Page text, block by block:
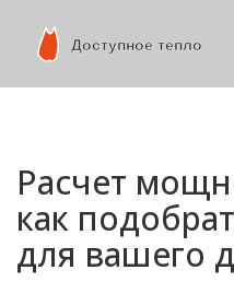
Расчет
как
для вашего